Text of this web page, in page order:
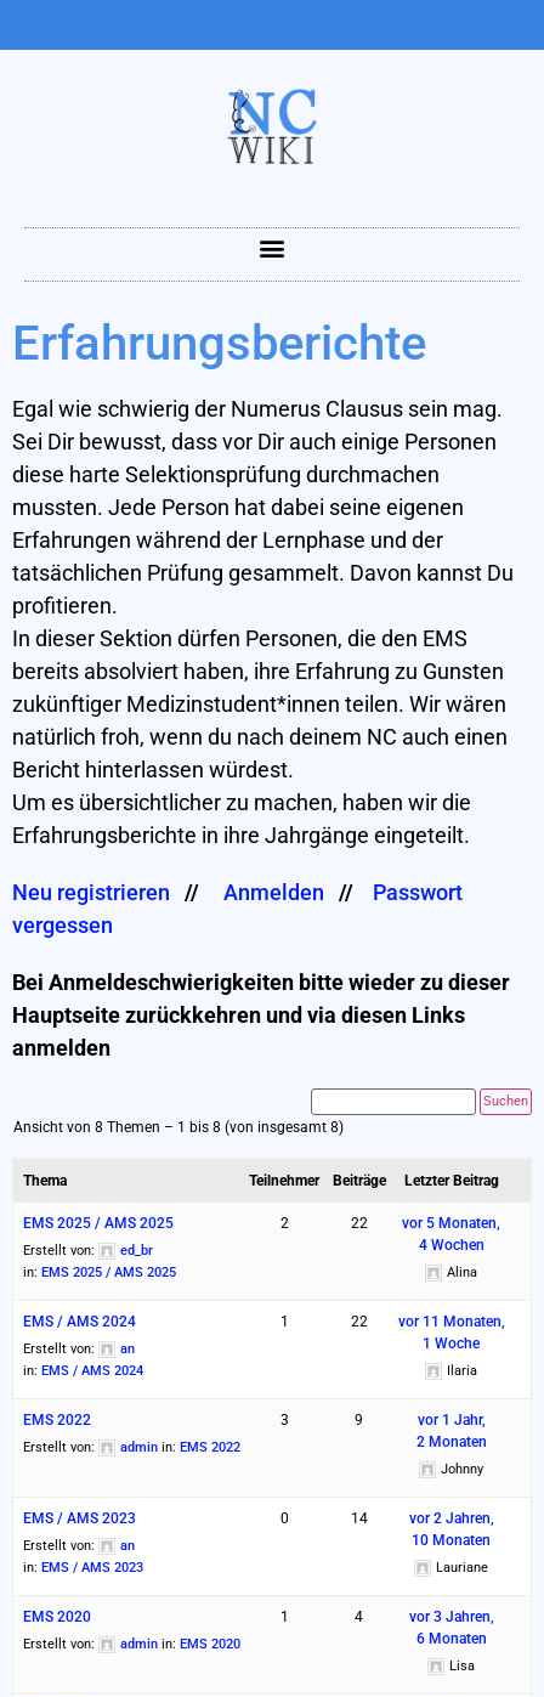
Erfahrungsberichte
Egal wie schwierig der Numerus Clausus sein mag.
Sei Dir bewusst, dass vor Dir auch einige Personen
diese harte Selektionsprüfung durchmachen
mussten. Jede Person hat dabei seine eigenen
Erfahrungen während der Lernphase und der
tatsächlichen Prüfung gesammelt. Davon kannst Du
profitieren.
In dieser Sektion dürfen Personen, die den EMS
bereits absolviert haben, ihre Erfahrung zu Gunsten
zukünftiger Medizinstudent*innen teilen. Wir wären
natürlich froh, wenn du nach deinem NC auch einen
Bericht hinterlassen würdest.
Um es übersichtlicher zu machen, haben wir die
Erfahrungsberichte in ihre Jahrgänge eingeteilt.
Neu registrieren // Anmelden // Passwort
vergessen
Bei Anmeldeschwierigkeiten bitte wieder zu dieser
Hauptseite zurückkehren und via diesen Links
anmelden
Ansicht von 8 Themen – 1 bis 8 (von insgesamt 8)
Thema Teilnehmer Beiträge Letzter Beitrag
EMS 2025 / AMS 2025
Erstellt von:
ed_br
in: EMS 2025 / AMS 2025
2 22
vor 5 Monaten,
4 Wochen
Alina
EMS / AMS 2024
Erstellt von:
an
in: EMS / AMS 2024
1 22
vor 11 Monaten,
1 Woche
Ilaria
EMS 2022
Erstellt von: admin in: EMS 2022
3 9
vor 1 Jahr,
2 Monaten
Johnny
EMS / AMS 2023
Erstellt von:
an
in: EMS / AMS 2023
0 14
vor 2 Jahren,
10 Monaten
Lauriane
EMS 2020
Erstellt von: admin in: EMS 2020
1 4
vor 3 Jahren,
6 Monaten
Lisa